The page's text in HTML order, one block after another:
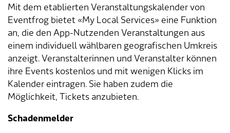
Mit dem etablierten Veranstaltungskalender von
Eventfrog bietet «My Local Services» eine Funktion
an, die den App-Nutzenden Veranstaltungen aus
einem individuell wählbaren geografischen Umkreis
anzeigt. Veranstalterinnen und Veranstalter können
ihre Events kostenlos und mit wenigen Klicks im
Kalender eintragen. Sie haben zudem die
Möglichkeit, Tickets anzubieten.
Schadenmelder